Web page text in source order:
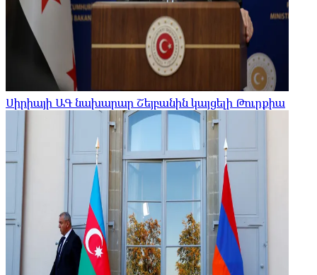
Սիրիայի ԱԳ նախարար Շեյբանին կայցելի Թուրքիա